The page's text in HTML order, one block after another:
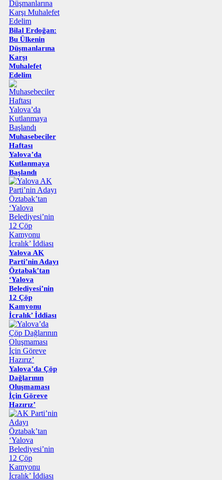
Bilal Erdoğan:
Bu Ülkenin
Düşmanlarına
Karşı
Muhalefet
Edelim
Muhasebeciler
Haftası
Yalova’da
Kutlanmaya
Başlandı
Yalova AK
Parti’nin Adayı
Öztabak’tan
‘Yalova
Belediyesi’nin
12 Çöp
Kamyonu
İcralık’ İddiası
Yalova’da Çöp
Dağlarının
Oluşmaması
İçin Göreve
Hazırız’